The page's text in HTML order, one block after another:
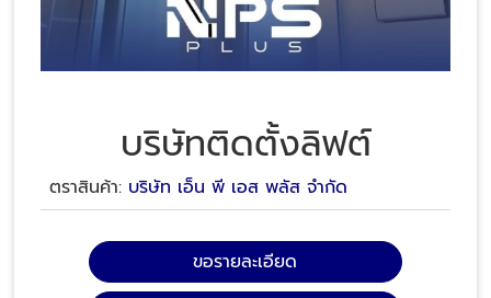
บริษัทติดตั้งลิฟต์
ตราสินค้า: บริษัท เอ็น พี เอส พลัส จำกัด
ขอรายละเอียด